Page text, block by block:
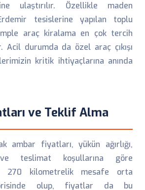
ulaştırılır. Özellikle maden
tesislerine yapılan toplu
araç kiralama en çok tercih
Acil durumda da özel araç çıkışı
kritik ihtiyaçlarına anında
ve Teklif Alma
ambar fiyatları, yükün ağırlığı,
teslimat koşullarına göre
270 kilometrelik mesafe orta
olup, fiyatlar da bu